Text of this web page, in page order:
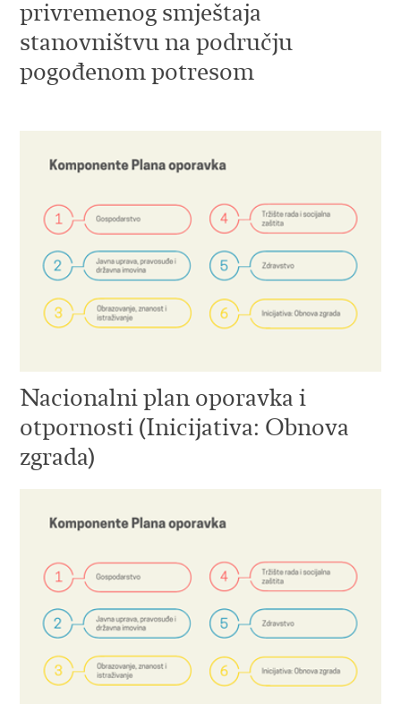
privremenog smještaja
stanovništvu na području
pogođenom potresom
Nacionalni plan oporavka i
otpornosti (Inicijativa: Obnova
zgrada)